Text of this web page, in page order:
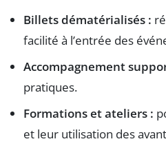
Billets dématérialisés :
facilité à l’entrée des
Accompagnement
pratiques.
Formations et ateliers :
et leur utilisation des